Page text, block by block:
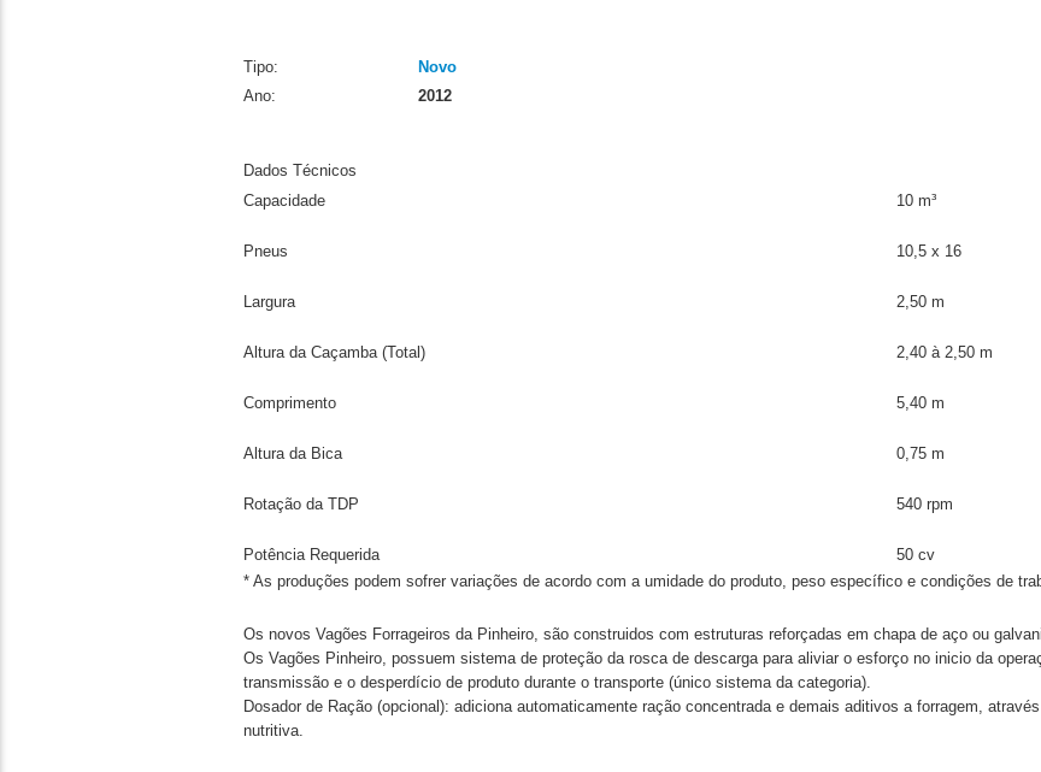
Tipo:
Novo
Ano:
2012
Dados Técnicos
Capacidade
10 m³
Pneus 10,5 x 16
Largura 2,50 m
Altura da Caçamba (Total) 2,40 à 2,50 m
Comprimento 5,40 m
Altura da Bica 0,75 m
Rotação da TDP 540 rpm
Potência Requerida
50 cv
* As produções podem sofrer variações de acordo com a umidade do produto, peso específico e condições de
Os novos Vagões Forrageiros da Pinheiro, são construidos com estruturas reforçadas em chapa de aço ou
Os Vagões Pinheiro, possuem sistema de proteção da rosca de descarga para aliviar o esforço no inicio da
transmissão e o desperdício de produto durante o transporte (único sistema da categoria).
Dosador de Ração (opcional): adiciona automaticamente ração concentrada e demais aditivos a forragem,
nutritiva.